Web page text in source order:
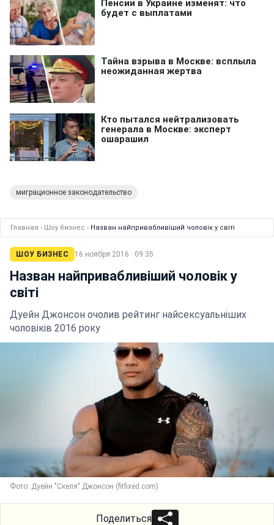
миграционное законодательство
Главная › Шоу бизнес › Назван найпривабливіший чоловік у світі
ШОУ БИЗНЕС 16 ноября 2016 · 09:35
Назван найпривабливіший чоловік у
світі
Дуейн Джонсон очолив рейтинг найсексуальніших
чоловіків 2016 року
Фото: Дуейн "Скеля" Джонсон (fitfixed.com)
Поделиться